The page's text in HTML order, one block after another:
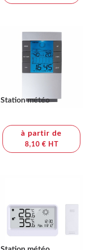
Station météo
à partir de
8,10 € HT